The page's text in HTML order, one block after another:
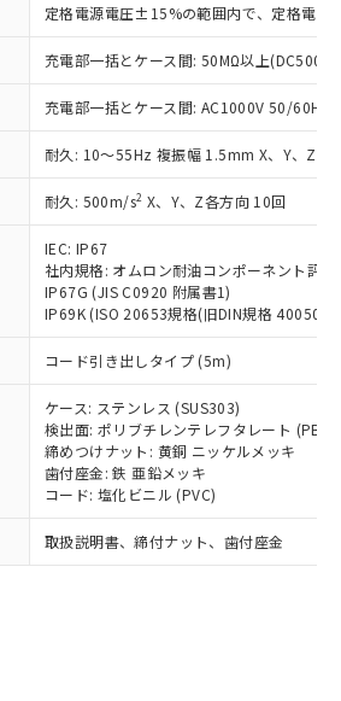
定格電源電圧±15%の範囲内で、定格電
充電部一括とケース間: 50MΩ以上(DC500V
充電部一括とケース間: AC1000V 50/60Hz
耐久: 10～55Hz 複振幅 1.5mm X、Y、Z各
耐久: 500m/s2 X、Y、Z各方向 10回
IEC: IP67
社内規格: オムロン耐油コンポーネント評
IP67G (JIS C0920 附属書1)
IP69K (ISO 20653規格(旧DIN規格 40050
コード引き出しタイプ (5m)
ケース: ステンレス (SUS303)
検出面: ポリブチレンテレフタレート (PBT)
締めつけナット: 黄銅 ニッケルメッキ
歯付座金: 鉄 亜鉛メッキ
コード: 塩化ビニル (PVC)
取扱説明書、締付ナット、歯付座金
了承ください。
および標準価格照会結果は、
いる更新日時点での社内デー
き作成されるものであり、閲
時点での実際の在庫および標
さい。
期状況および標準価格はお客
引先、またはお客様担当のオ
御機器販売店・当社販売員に
ださい。
制御機器販売店や当社販売拠
販売ネットワーク
」をご確認
および標準価格結果を当社の
ようお願いします。
ツ機能（部品リスト作成サー
ご利用いただくには、I-Web
ズにご登録されている必要が
当ウェブサイト上で当社にご
た部品リストについて、当社
ることがあります。
下、 水銀(Hg) 1000ppm以下、 カド
以下、
1000ppm以下、ポリ臭化ビフェニル
以下、ポリ臭化ジフェニルエーテル類
） 1000ppm以下、フタル酸ジブチル
以下、フタル酸ジイソブチル
下
産業用監視および制御機器に対する
類の４物質については閾値を超える意
ことを確認しています。
月
り替え状況などにより、予定
ことがあります。
明書ダウンロード
です。当社販売部門へお問
い。
の基準値 (GB/T26572)：
、 Hg(水銀) : 1000ppm、 Cd(カドミウ
) : 1000ppm、 PBBs(ポリ臭化ビフェ
チル) : 1000ppm、 DIBP(フタル酸ジ
、 BBP(フタル酸ブチルベンジ
ス(2-エチルヘキシル)) : 1000ppm
使用期限
物質（10物質）のすべてが基
ることを示します。
の使用状況下において有害物
えいし、環境に深刻な影響を
数を意味します。
認です。当社販売部門へお問
さい。
これら貴社製品のうち、外国
び外国貿易法に定める商品
規制貨物等」という）を輸出
外への提供する場合は、日本
輸出許可(または役務取引許
得するなどの必要な手続きを
制貨物を破棄する場合は、完
するなど、違法に輸出されな
社製品を、核兵器、ミサイ
兵器、生物兵器またはその他
にこれらの製造装置等に一切
しません。
貴社製品を第三者に販売する
上記1、2および3の内容を当
に通知します。また当社は、
よび販売に係わる関係者が違
するおそれがある場合は、取
いたしません。
定数以上の在庫あり
定数には満たないが在庫あり
庫なし(最新の在庫状況につ
ては、お客様のお取引先、ま
はお客様担当のオムロン制御
器販売店・当社販売員にご確
ださい)
注生産機種、また在庫状況の
報を公開していない機種